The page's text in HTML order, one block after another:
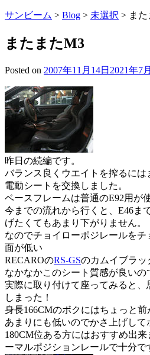
サンビーム > Blog > 未選択 > ま
またまたM3
Posted on 2007年11月14日 2021年7
昨日の続編です。
バランス良くウエイトを搾るに
電動シートを交換しました。
ベースフレームは普通のE92用が
今までの流れから行くと、E46ま
げたくてもあまり下がりません。
なのでチョイローポジレールを
面が低い
RECAROのRS-GSのカムイブラッ
なかなかこのシート質感が良いの
実際に取り付けて座ってみると
しまった！
身長166CMのボクにはちょっと前
あまりにも低いのでかさ上げして
180CM位ある方にはおすすめ出
ーマルポジションレールで十分で